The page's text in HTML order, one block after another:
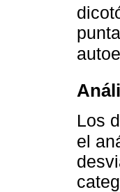
Los
el